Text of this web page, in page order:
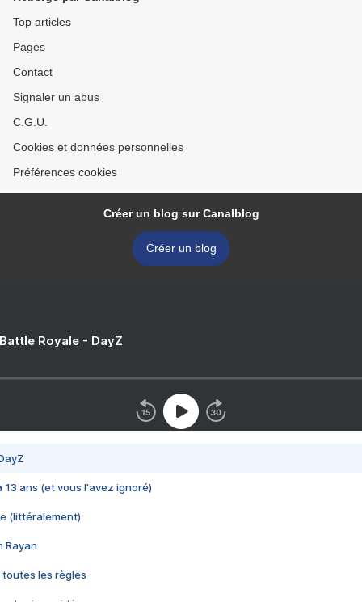
Top articles
Pages
Contact
Signaler un abus
C.G.U.
Cookies et données personnelles
Préférences cookies
Créer un blog sur Canalblog
Créer un blog
Royale - DayZ
13 ans (et vous l'avez ignoré)
(littéralement)
Rayan
toutes les règles